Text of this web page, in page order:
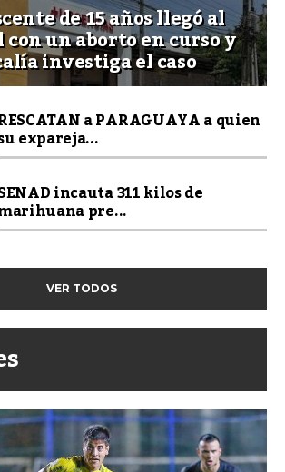
de 15 años llegó al
un aborto en curso y
investiga el caso
a PARAGUAYA a quien
expareja...
incauta 311 kilos de
pre...
VER TODOS